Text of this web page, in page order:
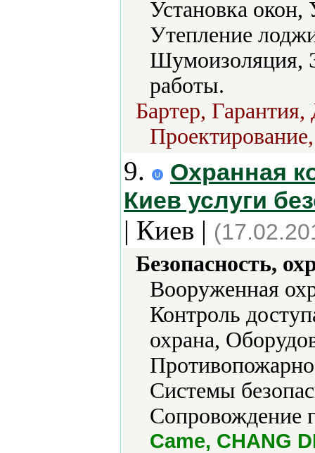
Установка окон,
Утепление
Шумоизоляция,
работы.
Бартер,
9.
Охранная
Киев услуги
| Киев |
Безопасность,
Вооруженная
Контроль
охрана,
Системы
Сопровождение
Came, CHANG